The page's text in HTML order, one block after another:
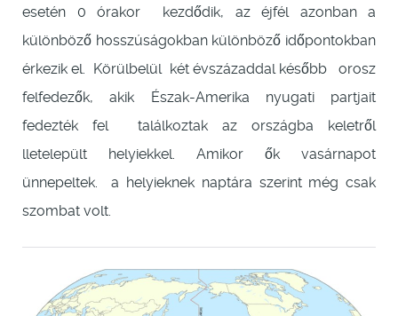
esetén 0 órakor kezdődik, az éjfél azonban a
különböző hosszúságokban különböző időpontokban
érkezik el. Körülbelül két évszázaddal később orosz
felfedezők, akik Észak-Amerika nyugati partjait
fedezték fel találkoztak az országba keletről
lletelepült helyiekkel. Amikor ők vasárnapot
ünnepeltek. a helyieknek naptára szerint még csak
szombat volt.